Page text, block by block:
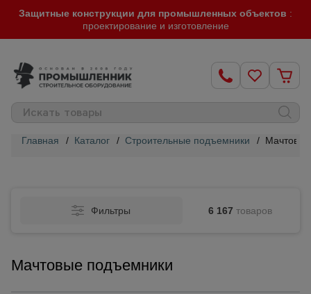
Защитные конструкции для промышленных объектов :
проектирование и изготовление
Главная / Каталог / Строительные подъемники /
Фильтры 6 167 товаров
Мачтовые подъемники